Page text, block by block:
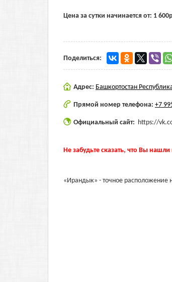
Цена за сутки начинается от: 1 600
Поделиться:
Адрес: Башкортостан
Прямой номер телефона: +7
Официальный сайт: https://
Не забудьте сказать, что Вы нашли
«Ирандык» - точное расположение